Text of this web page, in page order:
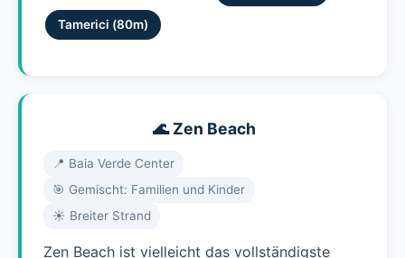
Tamerici (80m)
🌊 Zen Beach
📍 Baia Verde Center
🎯 Gemischt: Familien und Kinder
☀️ Breiter Strand
Zen Beach ist vielleicht das vollständigste